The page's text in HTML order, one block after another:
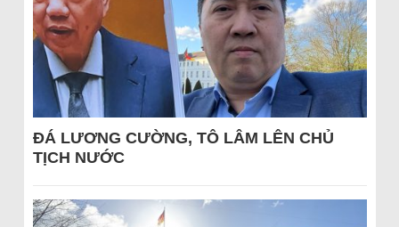
ĐÁ LƯƠNG CƯỜNG, TÔ LÂM LÊN CHỦ
TỊCH NƯỚC